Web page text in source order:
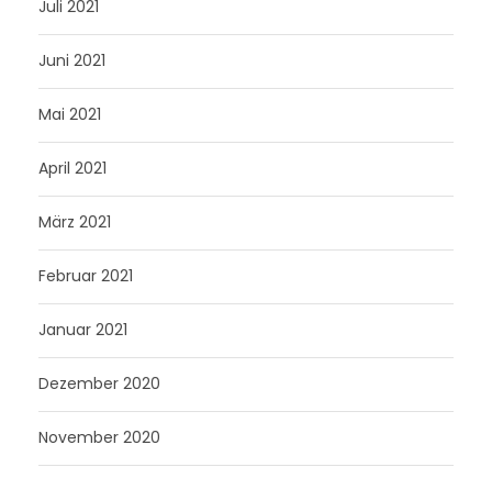
Juli 2021
Juni 2021
Mai 2021
April 2021
März 2021
Februar 2021
Januar 2021
Dezember 2020
November 2020